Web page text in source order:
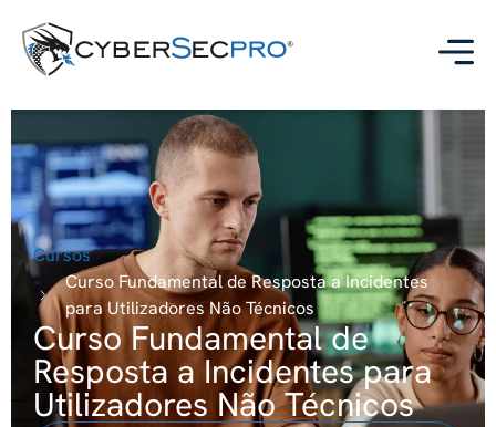
Cursos
Curso Fundamental de Resposta a Incidentes
para Utilizadores Não Técnicos
Curso Fundamental de
Resposta a Incidentes para
Utilizadores Não Técnicos